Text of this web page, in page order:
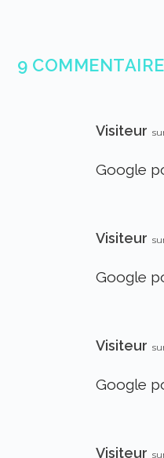
9
Visiteur
Google
Visiteur
Google
Visiteur
Google
Visiteur